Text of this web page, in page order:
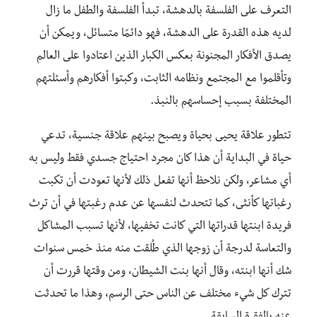
التعرف على الفلسفة بالدهشة، تبدأ الفلسفة والطفل ما زال
لديه هذه القدرة على الدهشة، فهو دائمًا متسائل، ويمكن أن
يصدق الأفكار المجنونة بعكس الكبار الذين اعتادوا على العالم
وتأقلموا مع المجتمع ونظامه الثابت، وكبتوا أفكارهم وأسئلتهم
المختلفة بسبب إحساسهم بالنبذ.
تتطور علاقة يحيى بحياة ويصبح بينهم علاقة جنسية، تدعي
حياة في البداية أن هذا كان مجرد احتياج جسدي فقط وليس به
أي مشاعر، ولكن نلاحظ أنها تفعل ذلك لأنها تعودت أن تكبت
رغباتها كأنثى، كما تتحدث لنفسها عن عدم رغبتها في أن ترث
فريدة ابنتها قدراتها التي كانت تخفيها، لأنها تسبب المشاكل
والتعاسة لدرجة أن زوجها الذي طُلقت منه منذ خمس سنوات
شك أنها ابنته، وقال أنها بنت الشيطان، ومن وقتها قررت أن
تترك كل شيء مختلف عن الناس حتى الرسم، وهذا ما تحدثت